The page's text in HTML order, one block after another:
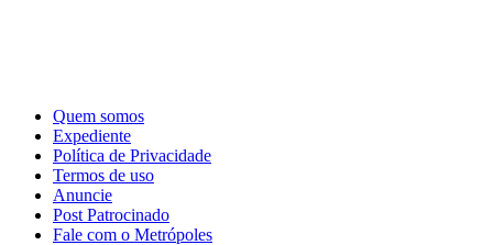
Quem somos
Expediente
Política de Privacidade
Termos de uso
Anuncie
Post Patrocinado
Fale com o Metrópoles